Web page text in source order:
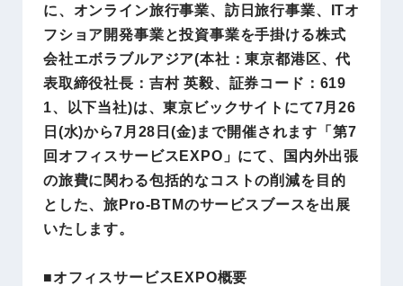
に、オンライン旅行事業、訪日旅行事業、ITオ
フショア開発事業と投資事業を手掛ける株式
会社エボラブルアジア(本社：東京都港区、代
表取締役社長：吉村 英毅、証券コード：619
1、以下当社)は、東京ビックサイトにて7月26
日(水)から7月28日(金)まで開催されます「第7
回オフィスサービスEXPO」にて、国内外出張
の旅費に関わる包括的なコストの削減を目的
とした、旅Pro-BTMのサービスブースを出展
いたします。
■オフィスサービスEXPO概要